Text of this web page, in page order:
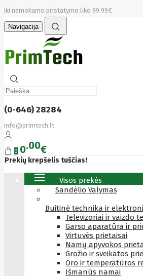
iki nemokamo pristatymo liko 99.99€
Navigacija
(0-646) 28284
info@primtech.lt
0 0 00€
Prekių krepšelis tuščias!
Visos prekės
Sandėlio Valymas
Buitinė technika ir
Televizoriai ir vaizdo
Garso aparatūra ir
Virtuvės prietaisai
Namų apyvokos
Grožio ir sveikatos
Oro ir temperatūros
Išmanūs namai